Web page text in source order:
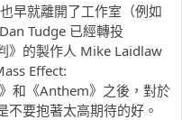
早就離開了工作室（例如
Tudge 已經轉投
》的製作人 Mike Laidlaw
Effect:
和《Anthem》之後，對於
要抱著太高期待的好。